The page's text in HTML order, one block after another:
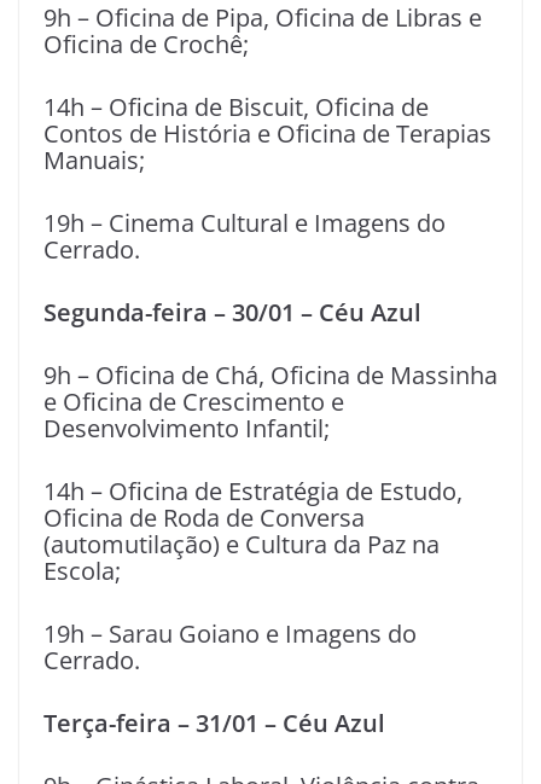
9h – Oficina de Pipa, Oficina de Libras e
Oficina de Crochê;
14h – Oficina de Biscuit, Oficina de
Contos de História e Oficina de Terapias
Manuais;
19h – Cinema Cultural e Imagens do
Cerrado.
Segunda-feira – 30/01 – Céu Azul
9h – Oficina de Chá, Oficina de Massinha
e Oficina de Crescimento e
Desenvolvimento Infantil;
14h – Oficina de Estratégia de Estudo,
Oficina de Roda de Conversa
(automutilação) e Cultura da Paz na
Escola;
19h – Sarau Goiano e Imagens do
Cerrado.
Terça-feira – 31/01 – Céu Azul